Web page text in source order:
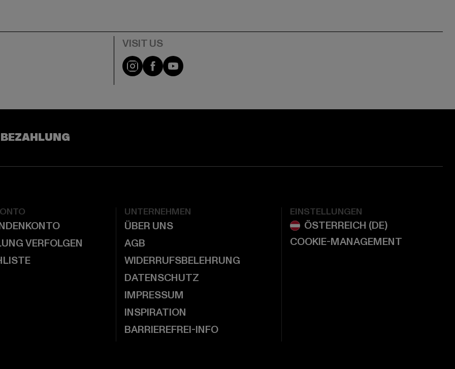
Visit our Instagram page:
Visit our Facebook page:
Visit our YouTube channel:
VERFOLGEN
UNTERNEHMEN
ÜBER UNS
AGB
WIDERRUFSBELEHRUNG
DATENSCHUTZ
IMPRESSUM
INSPIRATION
BARRIEREFREI-INFO
EINSTELLUNGEN
COOKIE-MANAGEMENT